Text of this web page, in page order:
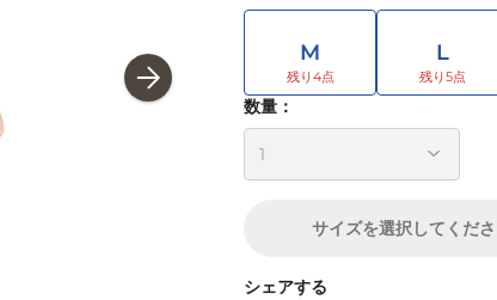
M L
数量：
サイズを選択してくだ
シェアする